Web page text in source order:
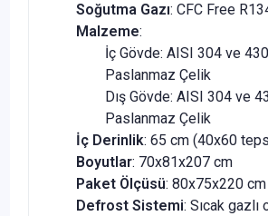
Soğutma Gazı: CFC Free
Malzeme:
İç Gövde: AISI 304 ve
Paslanmaz Çelik
Dış Gövde: AISI 304 ve
Paslanmaz Çelik
İç Derinlik: 65 cm (40x60
Boyutlar: 70x81x207 cm
Paket Ölçüsü: 80x75x220 cm
Defrost Sistemi: Sıcak gazlı